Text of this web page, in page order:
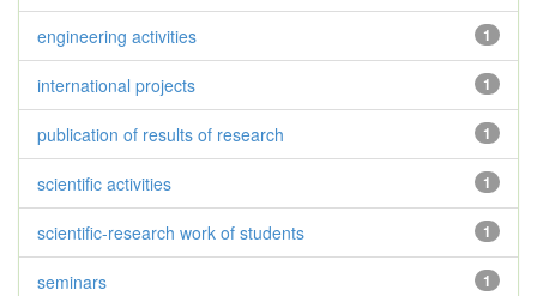
1
engineering activities
1
international projects
1
publication of results of research
1
scientific activities
1
scientific-research work of students
1
seminars